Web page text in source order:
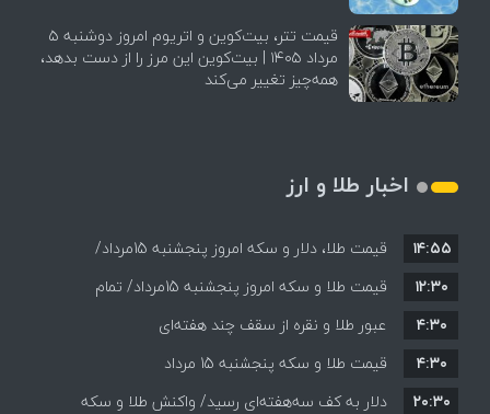
قیمت تتر، بیت‌کوین و اتریوم امروز دوشنبه ۵
مرداد ۱۴۰۵ | بیت‌کوین این مرز را از دست بدهد،
همه‌چیز تغییر می‌کند
اخبار طلا و ارز
قیمت طلا، دلار و سکه امروز پنجشنبه 15مرداد/
افزایش قیمت ها + جدول
۱۴:۵۵
قیمت طلا و سکه امروز پنجشنبه 15مرداد/ تمام
قیمت ها بر مدار افزایش + جدول
۱۲:۳۰
عبور طلا و نقره از سقف چند هفته‌ای
۴:۳۰
قیمت طلا و سکه پنجشنبه 15 مرداد
۴:۳۰
دلار به کف سه‌هفته‌ای رسید/ واکنش طلا و سکه
۲۰:۳۰